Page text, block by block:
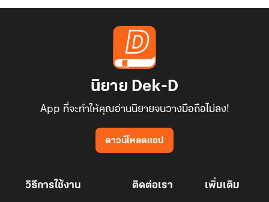
นิยาย Dek-D
App ที่จะทำให้คุณอ่านนิยายจนวางมือถือไม่ลง!
ดาวน์โหลดแอป
วิธีการใช้งาน ติดต่อเรา เพิ่มเติม